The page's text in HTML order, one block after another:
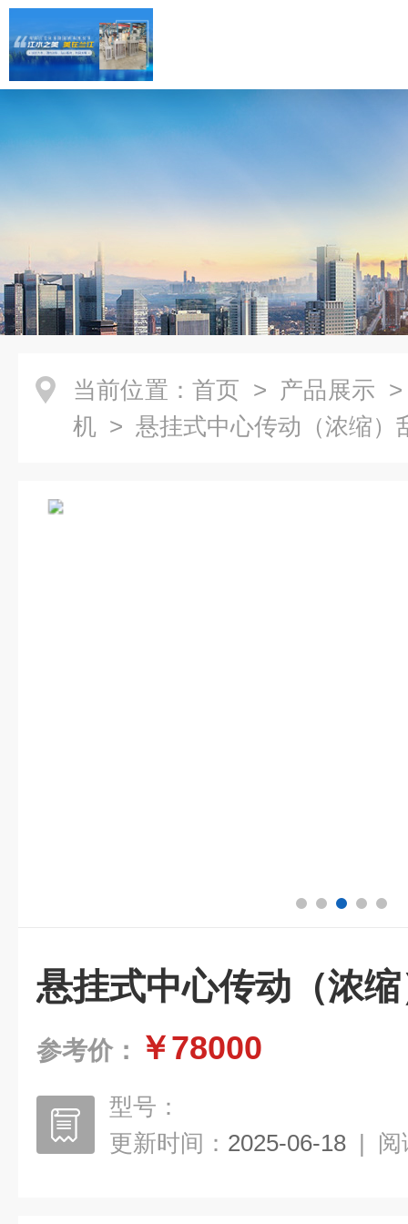
当前位置： 首页 > 产品展示
机 > 悬挂式中心传动（浓缩）
悬挂式中心传动（浓
参考价： ￥78000
型号：
更新时间： 2025-06-18 | 阅